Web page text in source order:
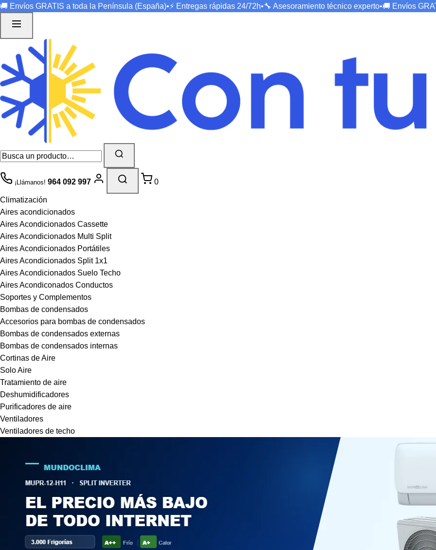
🚚 Envíos GRATIS a toda la Península (España)•⚡ Entregas rápidas 24/72h•🔧 Asesoramiento técnico experto•🚚 Envíos
¡Llámanos! 964 092 997 0
Climatización
Aires acondicionados
Aires Acondicionados Cassette
Aires Acondicionados Multi Split
Aires Acondicionados Portátiles
Aires Acondicionados Split 1x1
Aires Acondicionados Suelo Techo
Aires Acondiconados Conductos
Soportes y Complementos
Bombas de condensados
Accesorios para bombas de condensados
Bombas de condensados externas
Bombas de condensados internas
Cortinas de Aire
Solo Aire
Tratamiento de aire
Deshumidificadores
Purificadores de aire
Ventiladores
Ventiladores de techo